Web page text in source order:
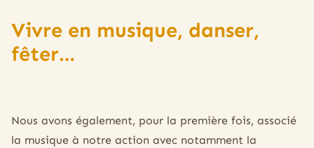
Vivre en musique, danser,
fêter…
Nous avons également, pour la première fois, associé
la musique à notre action avec notamment la